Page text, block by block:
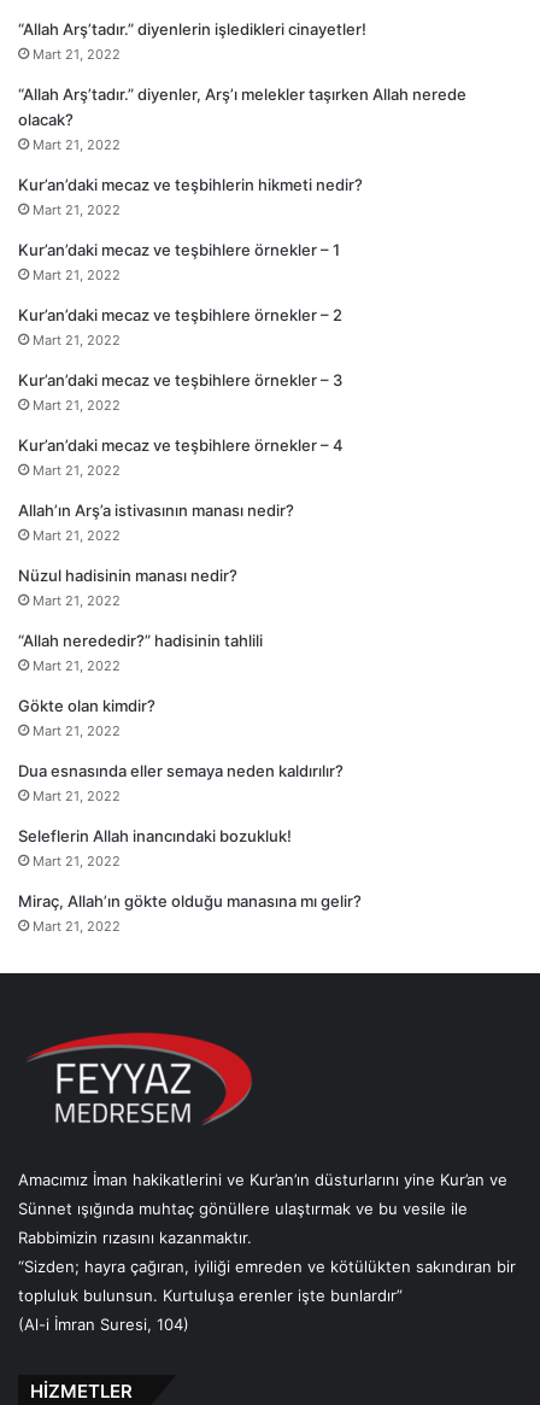
“Allah Arş’tadır.” diyenlerin işledikleri cinayetler!
Mart 21, 2022
“Allah Arş’tadır.” diyenler, Arş’ı melekler taşırken Allah nerede
olacak?
Mart 21, 2022
Kur’an’daki mecaz ve teşbihlerin hikmeti nedir?
Mart 21, 2022
Kur’an’daki mecaz ve teşbihlere örnekler – 1
Mart 21, 2022
Kur’an’daki mecaz ve teşbihlere örnekler – 2
Mart 21, 2022
Kur’an’daki mecaz ve teşbihlere örnekler – 3
Mart 21, 2022
Kur’an’daki mecaz ve teşbihlere örnekler – 4
Mart 21, 2022
Allah’ın Arş’a istivasının manası nedir?
Mart 21, 2022
Nüzul hadisinin manası nedir?
Mart 21, 2022
“Allah nerededir?” hadisinin tahlili
Mart 21, 2022
Gökte olan kimdir?
Mart 21, 2022
Dua esnasında eller semaya neden kaldırılır?
Mart 21, 2022
Seleflerin Allah inancındaki bozukluk!
Mart 21, 2022
Miraç, Allah’ın gökte olduğu manasına mı gelir?
Mart 21, 2022
Amacımız İman hakikatlerini ve Kur’an’ın düsturlarını yine Kur’an ve
Sünnet ışığında muhtaç gönüllere ulaştırmak ve bu vesile ile
Rabbimizin rızasını kazanmaktır.
“Sizden; hayra çağıran, iyiliği emreden ve kötülükten sakındıran bir
topluluk bulunsun. Kurtuluşa erenler işte bunlardır”
(Al-i İmran Suresi, 104)
HİZMETLER